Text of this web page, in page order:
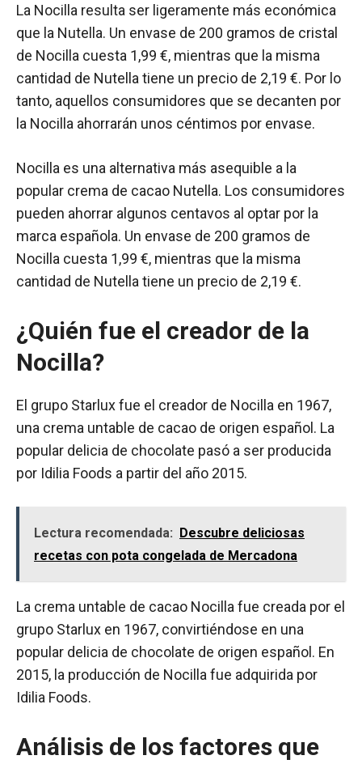
La Nocilla resulta ser ligeramente más económica
que la Nutella. Un envase de 200 gramos de cristal
de Nocilla cuesta 1,99 €, mientras que la misma
cantidad de Nutella tiene un precio de 2,19 €. Por lo
tanto, aquellos consumidores que se decanten por
la Nocilla ahorrarán unos céntimos por envase.
Nocilla es una alternativa más asequible a la
popular crema de cacao Nutella. Los consumidores
pueden ahorrar algunos centavos al optar por la
marca española. Un envase de 200 gramos de
Nocilla cuesta 1,99 €, mientras que la misma
cantidad de Nutella tiene un precio de 2,19 €.
¿Quién fue el creador de la
Nocilla?
El grupo Starlux fue el creador de Nocilla en 1967,
una crema untable de cacao de origen español. La
popular delicia de chocolate pasó a ser producida
por Idilia Foods a partir del año 2015.
Lectura recomendada: Descubre deliciosas
recetas con pota congelada de Mercadona
La crema untable de cacao Nocilla fue creada por el
grupo Starlux en 1967, convirtiéndose en una
popular delicia de chocolate de origen español. En
2015, la producción de Nocilla fue adquirida por
Idilia Foods.
Análisis de los factores que